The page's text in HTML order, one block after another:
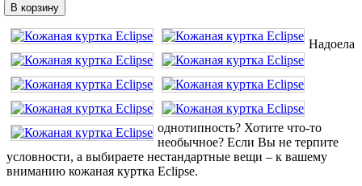
В корзину
Надоела
однотипность? Хотите что-то
необычное? Если Вы не терпите
условности, а выбираете нестандартные вещи – к вашему
вниманию кожаная куртка Eclipse.